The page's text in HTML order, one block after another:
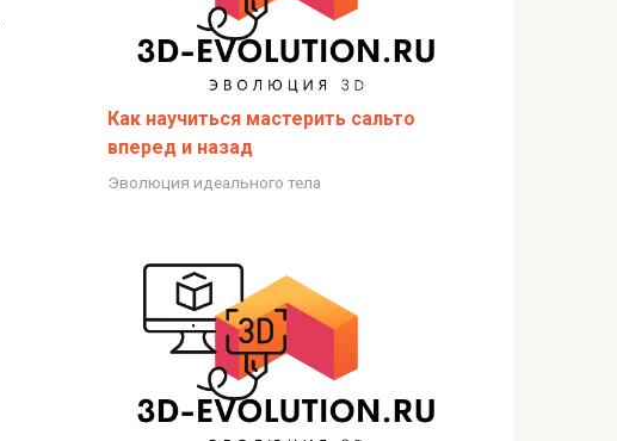
​Как научиться мастерить сальто
вперед и назад
Эволюция идеального тела